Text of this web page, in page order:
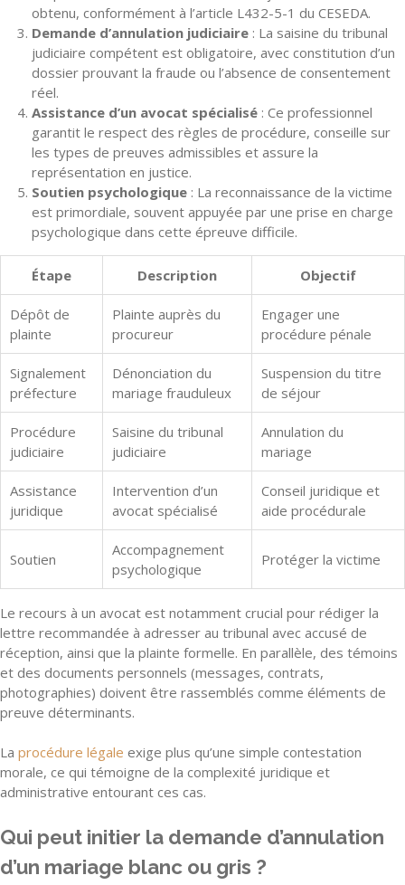
obtenu, conformément à l’article L432-5-1 du CESEDA.
Demande d’annulation judiciaire : La saisine du tribunal
judiciaire compétent est obligatoire, avec constitution d’un
dossier prouvant la fraude ou l’absence de consentement
réel.
Assistance d’un avocat spécialisé : Ce professionnel
garantit le respect des règles de procédure, conseille sur
les types de preuves admissibles et assure la
représentation en justice.
Soutien psychologique : La reconnaissance de la victime
est primordiale, souvent appuyée par une prise en charge
psychologique dans cette épreuve difficile.
Étape Description Objectif
Dépôt de
plainte
Plainte auprès du
procureur
Engager une
procédure pénale
Signalement
préfecture
Dénonciation du
mariage frauduleux
Suspension du titre
de séjour
Procédure
judiciaire
Saisine du tribunal
judiciaire
Annulation du
mariage
Assistance
juridique
Intervention d’un
avocat spécialisé
Conseil juridique et
aide procédurale
Soutien
Accompagnement
psychologique
Protéger la victime
Le recours à un avocat est notamment crucial pour rédiger la
lettre recommandée à adresser au tribunal avec accusé de
réception, ainsi que la plainte formelle. En parallèle, des témoins
et des documents personnels (messages, contrats,
photographies) doivent être rassemblés comme éléments de
preuve déterminants.
La procédure légale exige plus qu’une simple contestation
morale, ce qui témoigne de la complexité juridique et
administrative entourant ces cas.
Qui peut initier la demande d’annulation
d’un mariage blanc ou gris ?